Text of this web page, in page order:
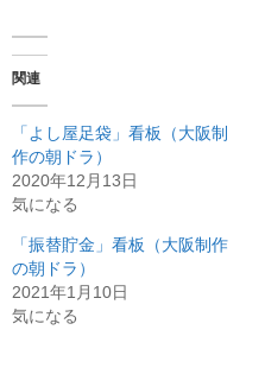
関連
「よし屋足袋」看板（大阪制
作の朝ドラ）
2020年12月13日
気になる
「振替貯金」看板（大阪制作
の朝ドラ）
2021年1月10日
気になる